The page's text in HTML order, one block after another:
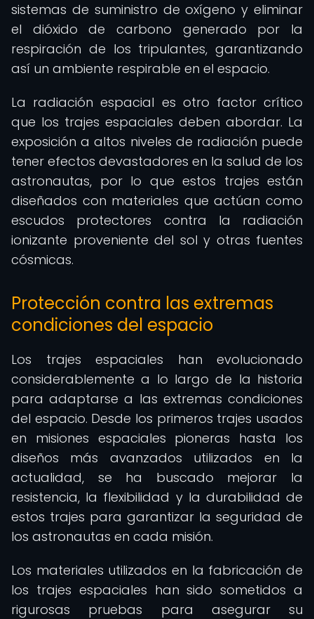
sistemas de suministro de oxígeno y eliminar
el dióxido de carbono generado por la
respiración de los tripulantes, garantizando
así un ambiente respirable en el espacio.
La radiación espacial es otro factor crítico
que los trajes espaciales deben abordar. La
exposición a altos niveles de radiación puede
tener efectos devastadores en la salud de los
astronautas, por lo que estos trajes están
diseñados con materiales que actúan como
escudos protectores contra la radiación
ionizante proveniente del sol y otras fuentes
cósmicas.
Protección contra las extremas
condiciones del espacio
Los trajes espaciales han evolucionado
considerablemente a lo largo de la historia
para adaptarse a las extremas condiciones
del espacio. Desde los primeros trajes usados
en misiones espaciales pioneras hasta los
diseños más avanzados utilizados en la
actualidad, se ha buscado mejorar la
resistencia, la flexibilidad y la durabilidad de
estos trajes para garantizar la seguridad de
los astronautas en cada misión.
Los materiales utilizados en la fabricación de
los trajes espaciales han sido sometidos a
rigurosas pruebas para asegurar su